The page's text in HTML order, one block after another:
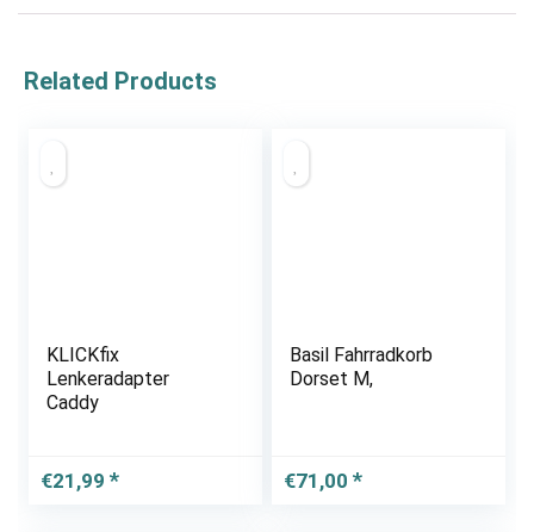
Related Products
KLICKfix
Lenkeradapter
Caddy
€21,99
Basil Fahrradkorb
Dorset M,
€71,00